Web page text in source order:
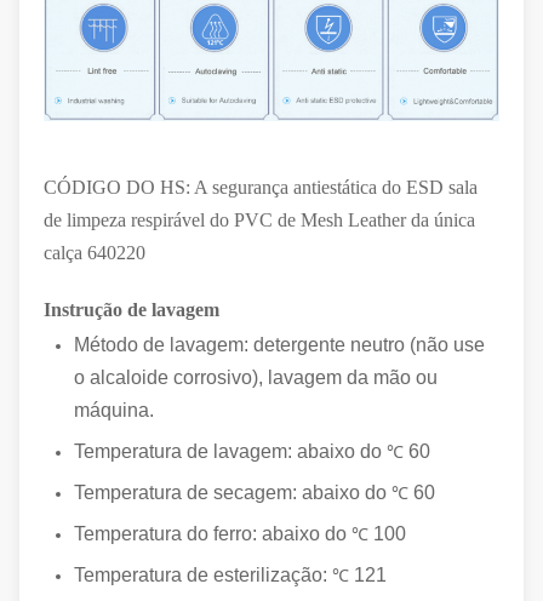
CÓDIGO DO HS: A segurança antiestática do ESD sala
de limpeza respirável do PVC de Mesh Leather da única
calça 640220
Instrução de lavagem
Método de lavagem: detergente neutro (não use
o alcaloide corrosivo), lavagem da mão ou
máquina.
Temperatura de lavagem: abaixo do ℃ 60
Temperatura de secagem: abaixo do ℃ 60
Temperatura do ferro: abaixo do ℃ 100
Temperatura de esterilização: ℃ 121